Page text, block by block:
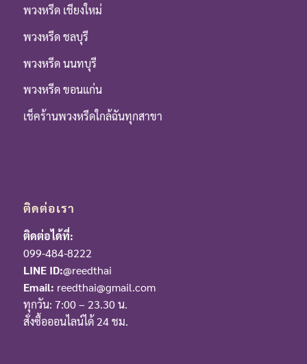
พวงหรีด เชียงใหม่
พวงหรีด ชลบุรี
พวงหรีด นนทบุรี
พวงหรีด ขอนแก่น
เช็คร้านพวงหรีดใกล้ฉันทุกสาขา
ติดต่อเรา
ติดต่อได้ที่:
099-484-8222
LINE ID:@reedthai
Email: reedthai@gmail.com
ทุกวัน: 7:00 – 23.30 น.
สั่งซื้อออนไลน์ได้ 24 ชม.